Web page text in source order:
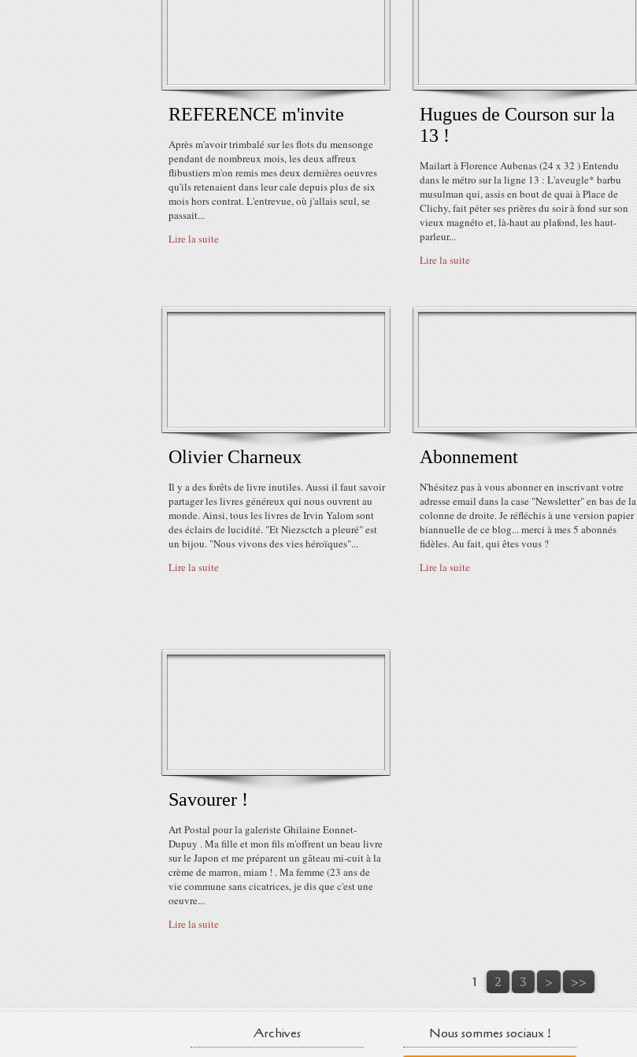
REFERENCE m'invite
Après m'avoir trimbalé sur les flots du mensonge
pendant de nombreux mois, les deux affreux
flibustiers m'on remis mes deux dernières oeuvres
qu'ils retenaient dans leur cale depuis plus de six
mois hors contrat. L'entrevue, où j'allais seul, se
passait...
Lire la suite
Hugues de Courson sur la
13 !
Mailart à Florence Aubenas (24 x 32 ) Entendu
dans le métro sur la ligne 13 : L'aveugle* barbu
musulman qui, assis en bout de quai à Place de
Clichy, fait péter ses prières du soir à fond sur son
vieux magnéto et, là-haut au plafond, les haut-
parleur...
Lire la suite
Olivier Charneux
Il y a des forêts de livre inutiles. Aussi il faut savoir
partager les livres généreux qui nous ouvrent au
monde. Ainsi, tous les livres de Irvin Yalom sont
des éclairs de lucidité. "Et Niezsctch a pleuré" est
un bijou. "Nous vivons des vies héroïques"...
Lire la suite
Abonnement
N'hésitez pas à vous abonner en inscrivant votre
adresse email dans la case "Newsletter" en bas de la
colonne de droite. Je réfléchis à une version papier
biannuelle de ce blog... merci à mes 5 abonnés
fidèles. Au fait, qui êtes vous ?
Lire la suite
Savourer !
Art Postal pour la galeriste Ghilaine Eonnet-
Dupuy . Ma fille et mon fils m'offrent un beau livre
sur le Japon et me préparent un gâteau mi-cuit à la
crème de marron, miam ! . Ma femme (23 ans de
vie commune sans cicatrices, je dis que c'est une
oeuvre...
Lire la suite
1 2 3 > >>
Archives Nous sommes sociaux !